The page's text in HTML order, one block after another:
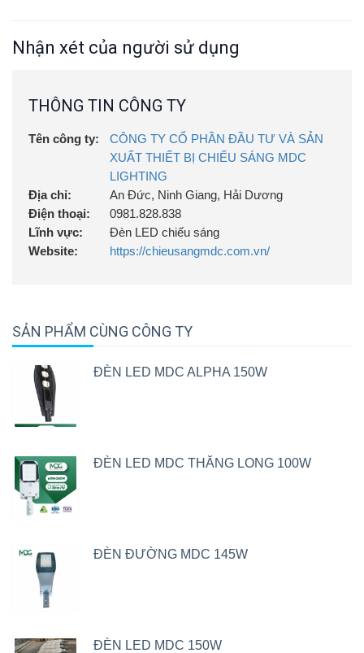
Nhận xét của người sử dụng
THÔNG TIN CÔNG TY
Tên công ty:
CÔNG TY CỔ PHẦN ĐẦU TƯ VÀ SẢN
XUẤT THIẾT BỊ CHIẾU SÁNG MDC
LIGHTING
Địa chỉ:
An Đức, Ninh Giang, Hải Dương
Điện thoại:
0981.828.838
Lĩnh vực:
Đèn LED chiếu sáng
Website:
https://chieusangmdc.com.vn/
SẢN PHẨM CÙNG CÔNG TY
ĐÈN LED MDC ALPHA 150W
ĐÈN LED MDC THĂNG LONG 100W
ĐÈN ĐƯỜNG MDC 145W
ĐÈN LED MDC 150W